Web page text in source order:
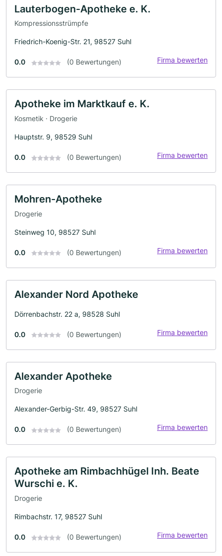
Lauterbogen-Apotheke e. K.
Kompressionsstrümpfe
Friedrich-Koenig-Str. 21, 98527 Suhl
0.0 (0 Bewertungen) Firma bewerten
Apotheke im Marktkauf e. K.
Kosmetik · Drogerie
Hauptstr. 9, 98529 Suhl
0.0 (0 Bewertungen) Firma bewerten
Mohren-Apotheke
Drogerie
Steinweg 10, 98527 Suhl
0.0 (0 Bewertungen) Firma bewerten
Alexander Nord Apotheke
Dörrenbachstr. 22 a, 98528 Suhl
0.0 (0 Bewertungen) Firma bewerten
Alexander Apotheke
Drogerie
Alexander-Gerbig-Str. 49, 98527 Suhl
0.0 (0 Bewertungen) Firma bewerten
Apotheke am Rimbachhügel Inh. Beate
Wurschi e. K.
Drogerie
Rimbachstr. 17, 98527 Suhl
0.0 (0 Bewertungen) Firma bewerten